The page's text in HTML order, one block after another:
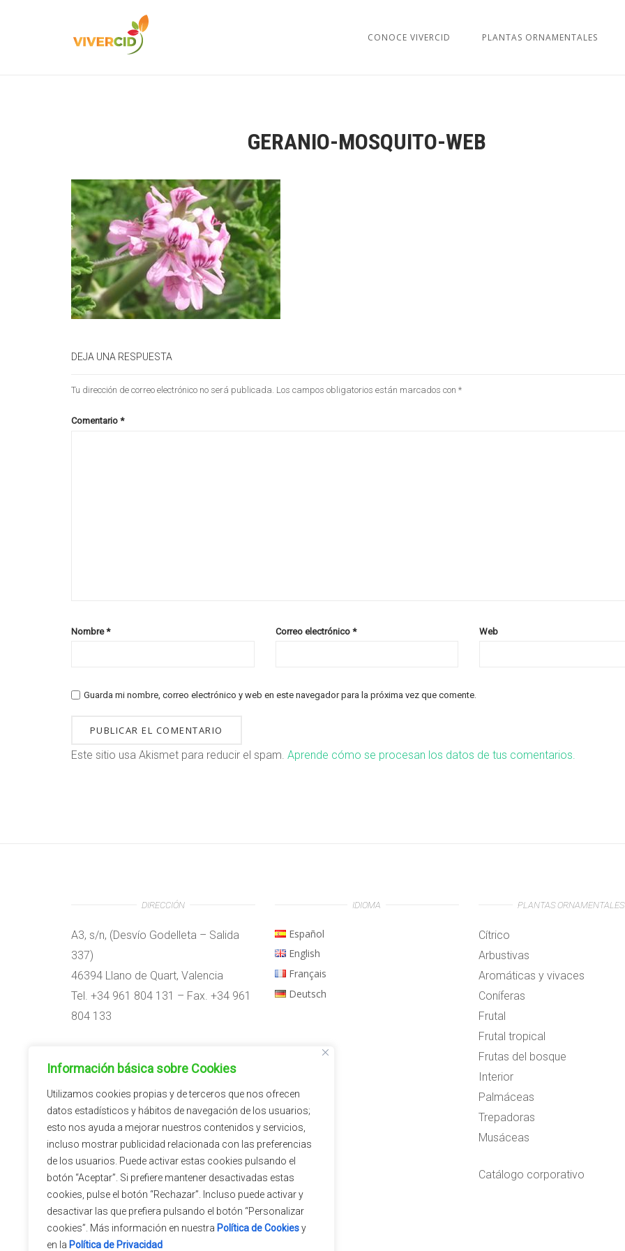
Información básica sobre Cookies
Utilizamos cookies propias y de terceros que nos ofrecen
datos estadísticos y hábitos de navegación de los usuarios;
esto nos ayuda a mejorar nuestros contenidos y servicios,
incluso mostrar publicidad relacionada con las preferencias
de los usuarios. Puede activar estas cookies pulsando el
botón “Aceptar”. Si prefiere mantener desactivadas estas
cookies, pulse el botón “Rechazar”. Incluso puede activar y
desactivar las que prefiera pulsando el botón “Personalizar
cookies”. Más información en nuestra Política de Cookiesy
en la Política de Privacidad
CONOCE VIVERCID PLANTAS ORNAMENTALES
GERANIO-MOSQUITO-WEB
DEJA UNA RESPUESTA
Tu dirección de correo electrónico no será publicada. Los campos obligatorios están marcados con *
Comentario *
Nombre* Correo electrónico * Web
Guarda mi nombre, correo electrónico y web en este navegador para la próxima vez que comente.
Este sitio usa Akismet para reducir el spam. Aprende cómo se procesan los datos de tus comentarios.
DIRECCIÓN
A3, s/n, (Desvío Godelleta – Salida
337)
46394 Llano de Quart, Valencia
Tel. +34 961 804 131 – Fax. +34 961
804 133
09:00h – 14:00h
15:00h – 18:00h
IDIOMA
Español
English
Français
Deutsch
PLANTAS ORNAMENTALES
Cítrico
Arbustivas
Aromáticas y vivaces
Coníferas
Frutal
Frutal tropical
Frutas del bosque
Interior
Palmáceas
Trepadoras
Musáceas
Catálogo corporativo